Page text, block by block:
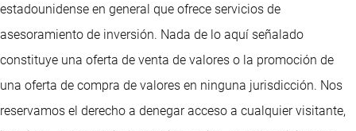
estadounidense en general que ofrece servicios de
asesoramiento de inversión. Nada de lo aquí señalado
constituye una oferta de venta de valores o la promoción de
una oferta de compra de valores en ninguna jurisdicción. Nos
reservamos el derecho a denegar acceso a cualquier visitante,